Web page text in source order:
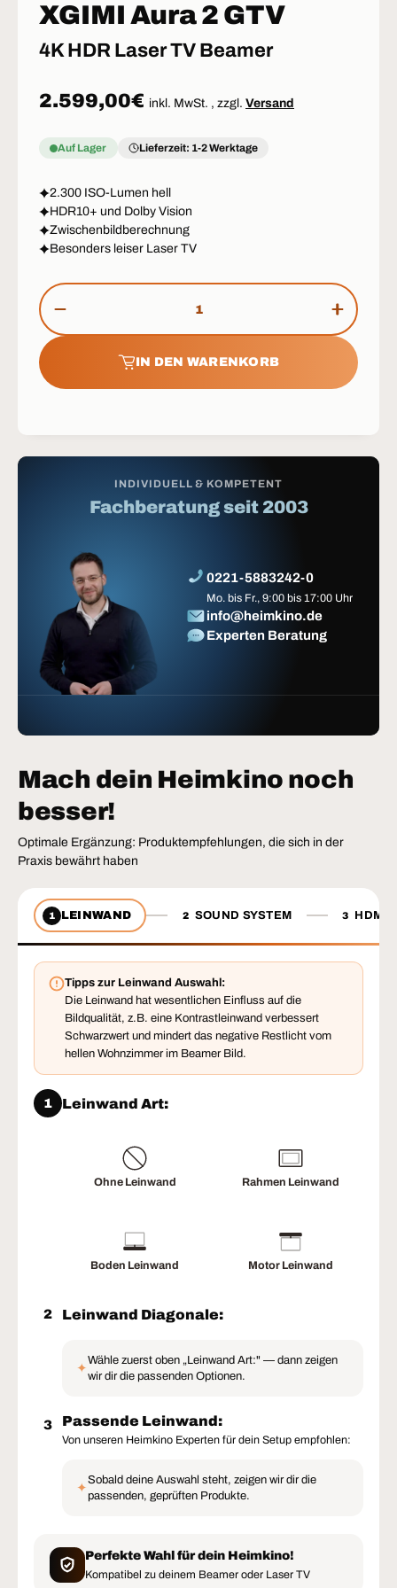
XGIMI Aura 2 GTV
4K HDR Laser TV Beamer
Normaler Preis
2.599,00€ inkl. MwSt. , zzgl. Versand
Auf Lager Lieferzeit: 1-2 Werktage
2.300 ISO-Lumen hell
HDR10+ und Dolby Vision
Zwischenbildberechnung
Besonders leiser Laser TV
Anzahl
MENGE
IN DEN WARENKORB
INDIVIDUELL & KOMPETENT
Fachberatung seit 2003
0221-5883242-0
Mo. bis Fr., 9:00 bis 17:00 Uhr
info@heimkino.de
Experten Beratung
Mach dein Heimkino noch
besser!
Optimale Ergänzung: Produktempfehlungen, die sich in der
Praxis bewährt haben
1 LEINWAND 2 SOUND SYSTEM 3 HDMI
Tipps zur Leinwand Auswahl:
Die Leinwand hat wesentlichen Einfluss auf die
Bildqualität, z.B. eine Kontrastleinwand verbessert
Schwarzwert und mindert das negative Restlicht vom
hellen Wohnzimmer im Beamer Bild.
1 Leinwand Art:
Ohne Leinwand Rahmen Leinwand
Boden Leinwand Motor Leinwand
2 Leinwand Diagonale:
✦
Wähle zuerst oben „Leinwand Art:" — dann zeigen
wir dir die passenden Optionen.
3 Passende Leinwand:
Von unseren Heimkino Experten für dein Setup empfohlen:
✦
Sobald deine Auswahl steht, zeigen wir dir die
passenden, geprüften Produkte.
Perfekte Wahl für dein Heimkino!
Kompatibel zu deinem Beamer oder Laser TV